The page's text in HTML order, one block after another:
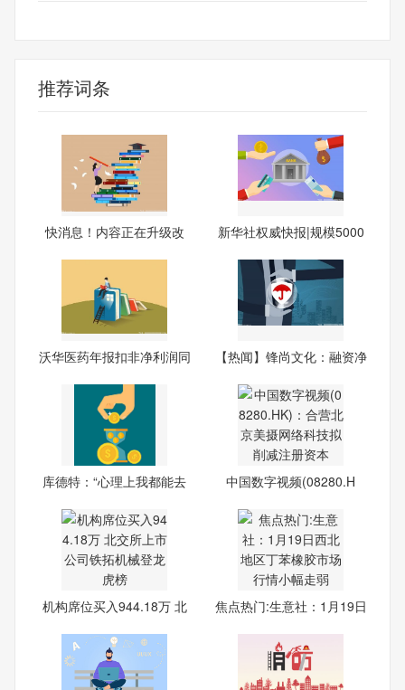
推荐词条
快消息！内容正在升级改
新华社权威快报|规模5000
沃华医药年报扣非净利润同
【热闻】锋尚文化：融资净
库德特：“心理上我都能去
中国数字视频(08280.H
机构席位买入944.18万 北
焦点热门:生意社：1月19日